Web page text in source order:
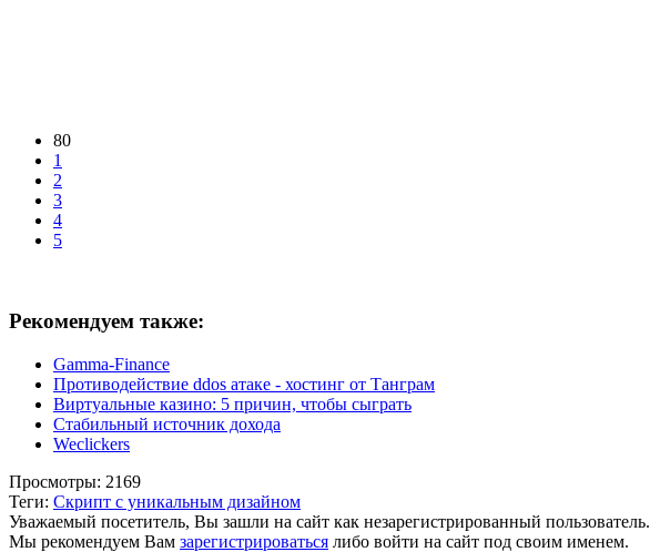
80
1
2
3
4
5
Рекомендуем также:
Gamma-Finance
Противодействие ddos атаке - хостинг от Танграм
Виртуальные казино: 5 причин, чтобы сыграть
Стабильный источник дохода
Weclickers
Просмотры: 2169
Теги: Скрипт с уникальным дизайном
Уважаемый посетитель, Вы зашли на сайт как незарегистрированный пользователь.
Мы рекомендуем Вам зарегистрироваться либо войти на сайт под своим именем.